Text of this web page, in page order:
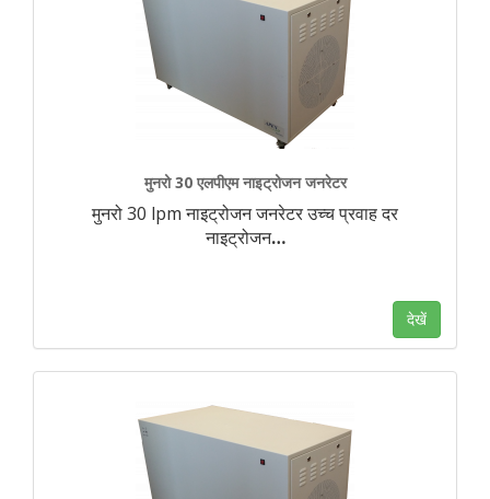
मुनरो 30 एलपीएम नाइट्रोजन जनरेटर
मुनरो 30 lpm नाइट्रोजन जनरेटर उच्च प्रवाह दर
नाइट्रोजन…
देखें